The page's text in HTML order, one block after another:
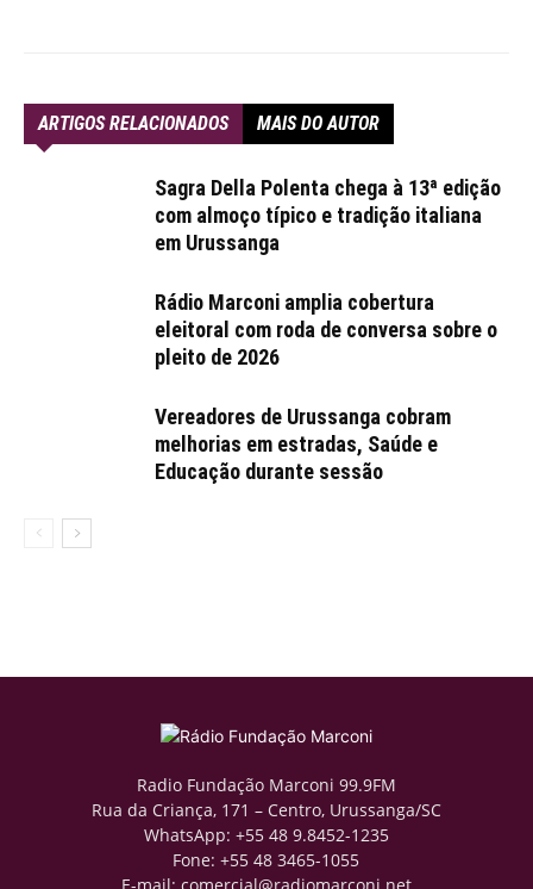
ARTIGOS RELACIONADOS MAIS DO AUTOR
Sagra Della Polenta chega à 13ª edição
com almoço típico e tradição italiana
em Urussanga
Rádio Marconi amplia cobertura
eleitoral com roda de conversa sobre o
pleito de 2026
Vereadores de Urussanga cobram
melhorias em estradas, Saúde e
Educação durante sessão
Radio Fundação Marconi 99.9FM
Rua da Criança, 171 – Centro, Urussanga/SC
WhatsApp: +55 48 9.8452-1235
Fone: +55 48 3465-1055